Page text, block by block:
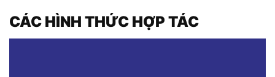
CÁC HÌNH THỨC HỢP TÁC